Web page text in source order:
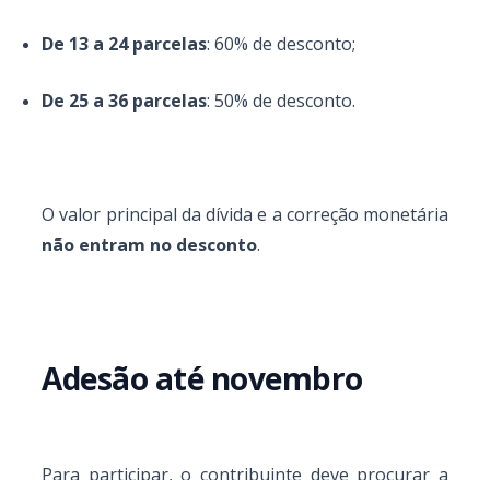
De 13 a 24 parcelas: 60% de desconto;
De 25 a 36 parcelas: 50% de desconto.
O valor principal da dívida e a correção monetária
não entram no desconto.
Adesão até novembro
Para participar, o contribuinte deve procurar a